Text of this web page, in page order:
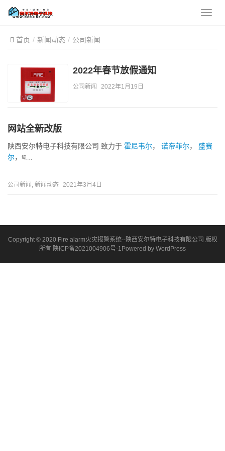
首页 新闻动态 公司新闻
2022年春节放假通知
公司新闻 2022年1月19日
网站全新改版
陕西安尔特电子科技有限公司 致力于 霍尼韦尔， 诺帝菲尔， 盛赛
尔，ध…
公司新闻 , 新闻动态 2021年3月4日
Copyright © 2020 Fire alarm火灾报警系统--陕西安尔特电子科技有限公司 版权
所有 陕ICP备2021004906号-1 Powered by WordPress